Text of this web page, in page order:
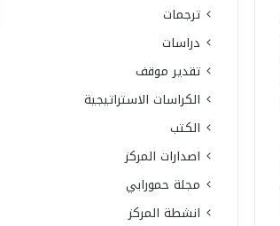
ترجمات
دراسات
تقدير موقف
الكراسات الاستراتيجية
الكتب
اصدارات المركز
مجلة حمورابي
انشطة المركز